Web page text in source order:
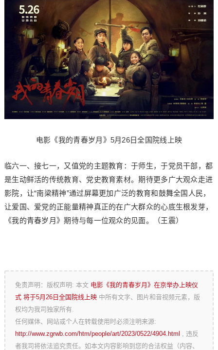
电影《我的青春岁月》5月26日全国院线上映
临六一、接七一，又值党的主题教育：于师生，于党员干部，都
是生动鲜活的传统教育、党史教育素材。期待更多广大观众走进
影院，让“南梁精神”通过屏幕更加广泛的教育和鼓舞全国人民，
让爱国、爱党的正能量精神真正的在广大群众的心底生根发芽，
《我的青春岁月》期待与每一位观众的见面。（王震）
免责声明：版权声明: 本文电影《我的青春岁月》在京举办上映仪
式 将于5月26日全国院线上映 中所有文字、图片和音视频元素，版
权均为我司独家所有.
任何媒体、网站或个人在转载使用时必须注明来源:
http://www.zgrwb.com/htm/people/art/2023/0522/4904.html
, 违反
者我司将依法追究责任。如本文内容影响到您的合法权益（内容、